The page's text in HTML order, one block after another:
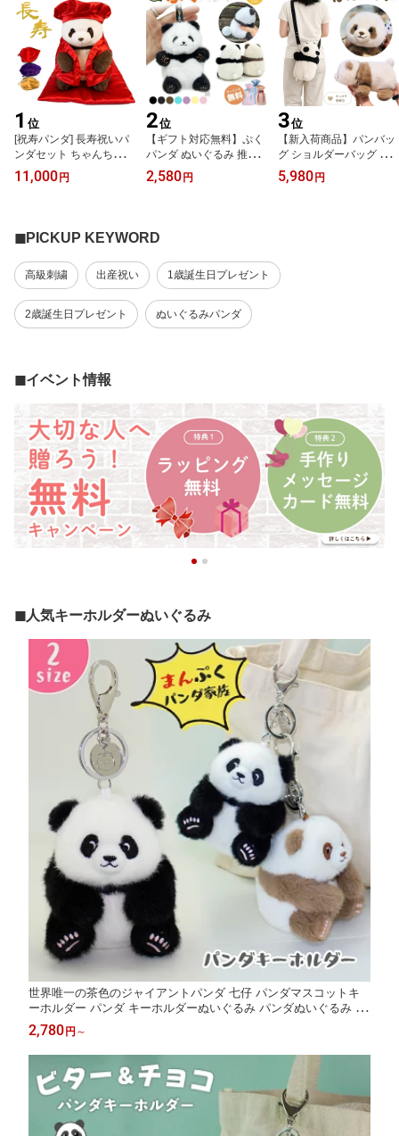
1 位
[祝寿パンダ] 長寿祝いパ
ンダセット ちゃんちゃん
こパンダ 【祝着3点セッ
ト/パンダ】 還暦 セット
ト 退職祝い 母 敬老の日
父 60歳 70歳 77歳 80歳
88歳 古希祝い 喜寿祝い
還暦祝い 米寿祝い 卒寿
のお祝い 百寿祝い
11,000 円
2位
【ギフト対応無料】ぷく
パンダ ぬいぐるみ 推し
活 マスコット パンダ グ
ッズ キーホルダー ぬい
ルダー かわいい 小学生
中学生 高校生 友達 バッ
グ チャーム ストレス解
消 ぷくぷく プチプチ バ
ブル お揃いキーホルダー
2,580 円
3位
【新入荷商品】パンバッ
グ ショルダーバッグ パ
ンダ 花花 七仔 ぬいぐる
み バッグ お出かけ レデ
5,980 円
◼︎PICKUP KEYWORD
高級刺繍 出産祝い 1歳誕生日プレゼント
2歳誕生日プレゼント ぬいぐるみパンダ
◼︎イベント情報
◼︎人気キーホルダーぬいぐるみ
世界唯一の茶色のジャイアントパンダ 七仔 パンダマスコットキ
ーホルダー パンダ キーホルダーぬいぐるみ パンダぬいぐるみ キ
ーホルダー パンダ ぬいぐるみ ぬいぐるみキーホルダー バッグチ
ャーム ふわふわ もこもこ 誕生日 プレゼント 入学 入園 祝い パン
ダ好き
2,780 円 ～